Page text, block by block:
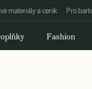
materiály a ceník Pro
Fashion